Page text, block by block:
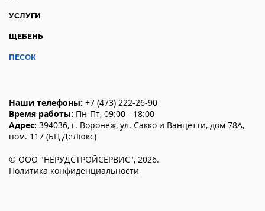
УСЛУГИ
ЩЕБЕНЬ
ПЕСОК
Наши телефоны: +7 (473) 222-26-90
Время работы: Пн-Пт, 09:00 - 18:00
Адрес: 394036, г. Воронеж, ул. Сакко и Ванцетти, дом 78А,
пом. 117 (БЦ ДеЛюкс)
© ООО "НЕРУДСТРОЙСЕРВИС", 2026.
Политика конфиденциальности